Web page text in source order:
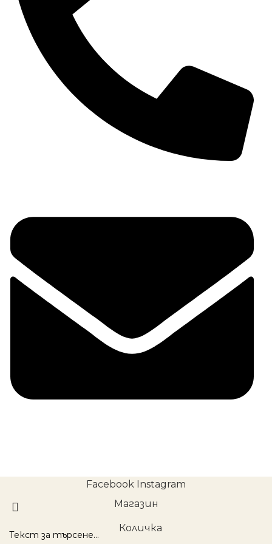
Facebook Instagram
Магазин
Количка